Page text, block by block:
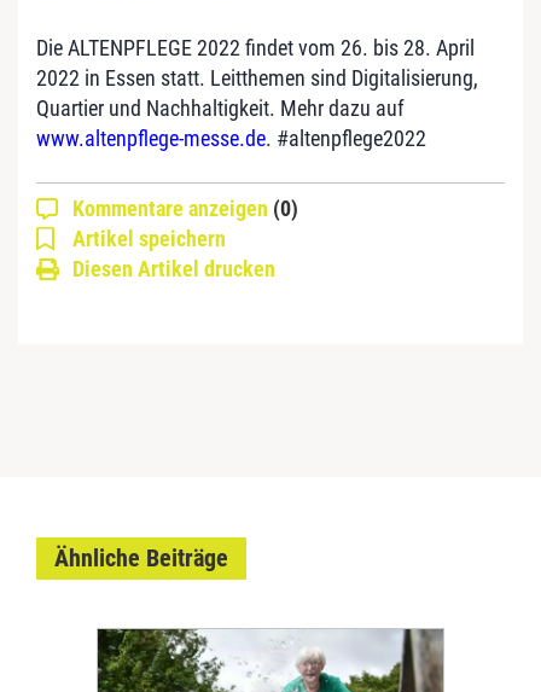
Die ALTENPFLEGE 2022 findet vom 26. bis 28. April
2022 in Essen statt. Leitthemen sind Digitalisierung,
Quartier und Nachhaltigkeit. Mehr dazu auf
www.altenpflege-messe.de. #altenpflege2022
Kommentare anzeigen (0)
Artikel speichern
Diesen Artikel drucken
Ähnliche Beiträge